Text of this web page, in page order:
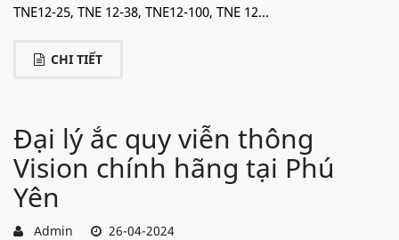
TNE12-25, TNE 12-38, TNE12-100, TNE 12...
CHI TIẾT
Đại lý ắc quy viễn thông
Vision chính hãng tại Phú
Yên
Admin 26-04-2024